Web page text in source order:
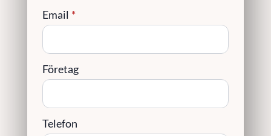
Email *
Företag
Telefon